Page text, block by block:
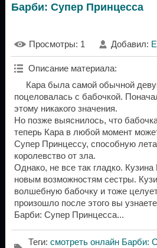
Барби: Супер Принцесса
Просмотры: 1 Добавил:
Описание материала:
Кара была самой обычной
поцеловалась с бабочкой.
этому никакого значения.
Но позже выяснилось, что
теперь Кара в любой момент
Супер Принцессу, способную
королевство от зла.
Однако, не все так гладко.
новым возможностям сестры.
волшебную бабочку и тоже
произошло после этого вы
Барби: Супер Принцесса...
Теги: смотреть онлайн Барби: